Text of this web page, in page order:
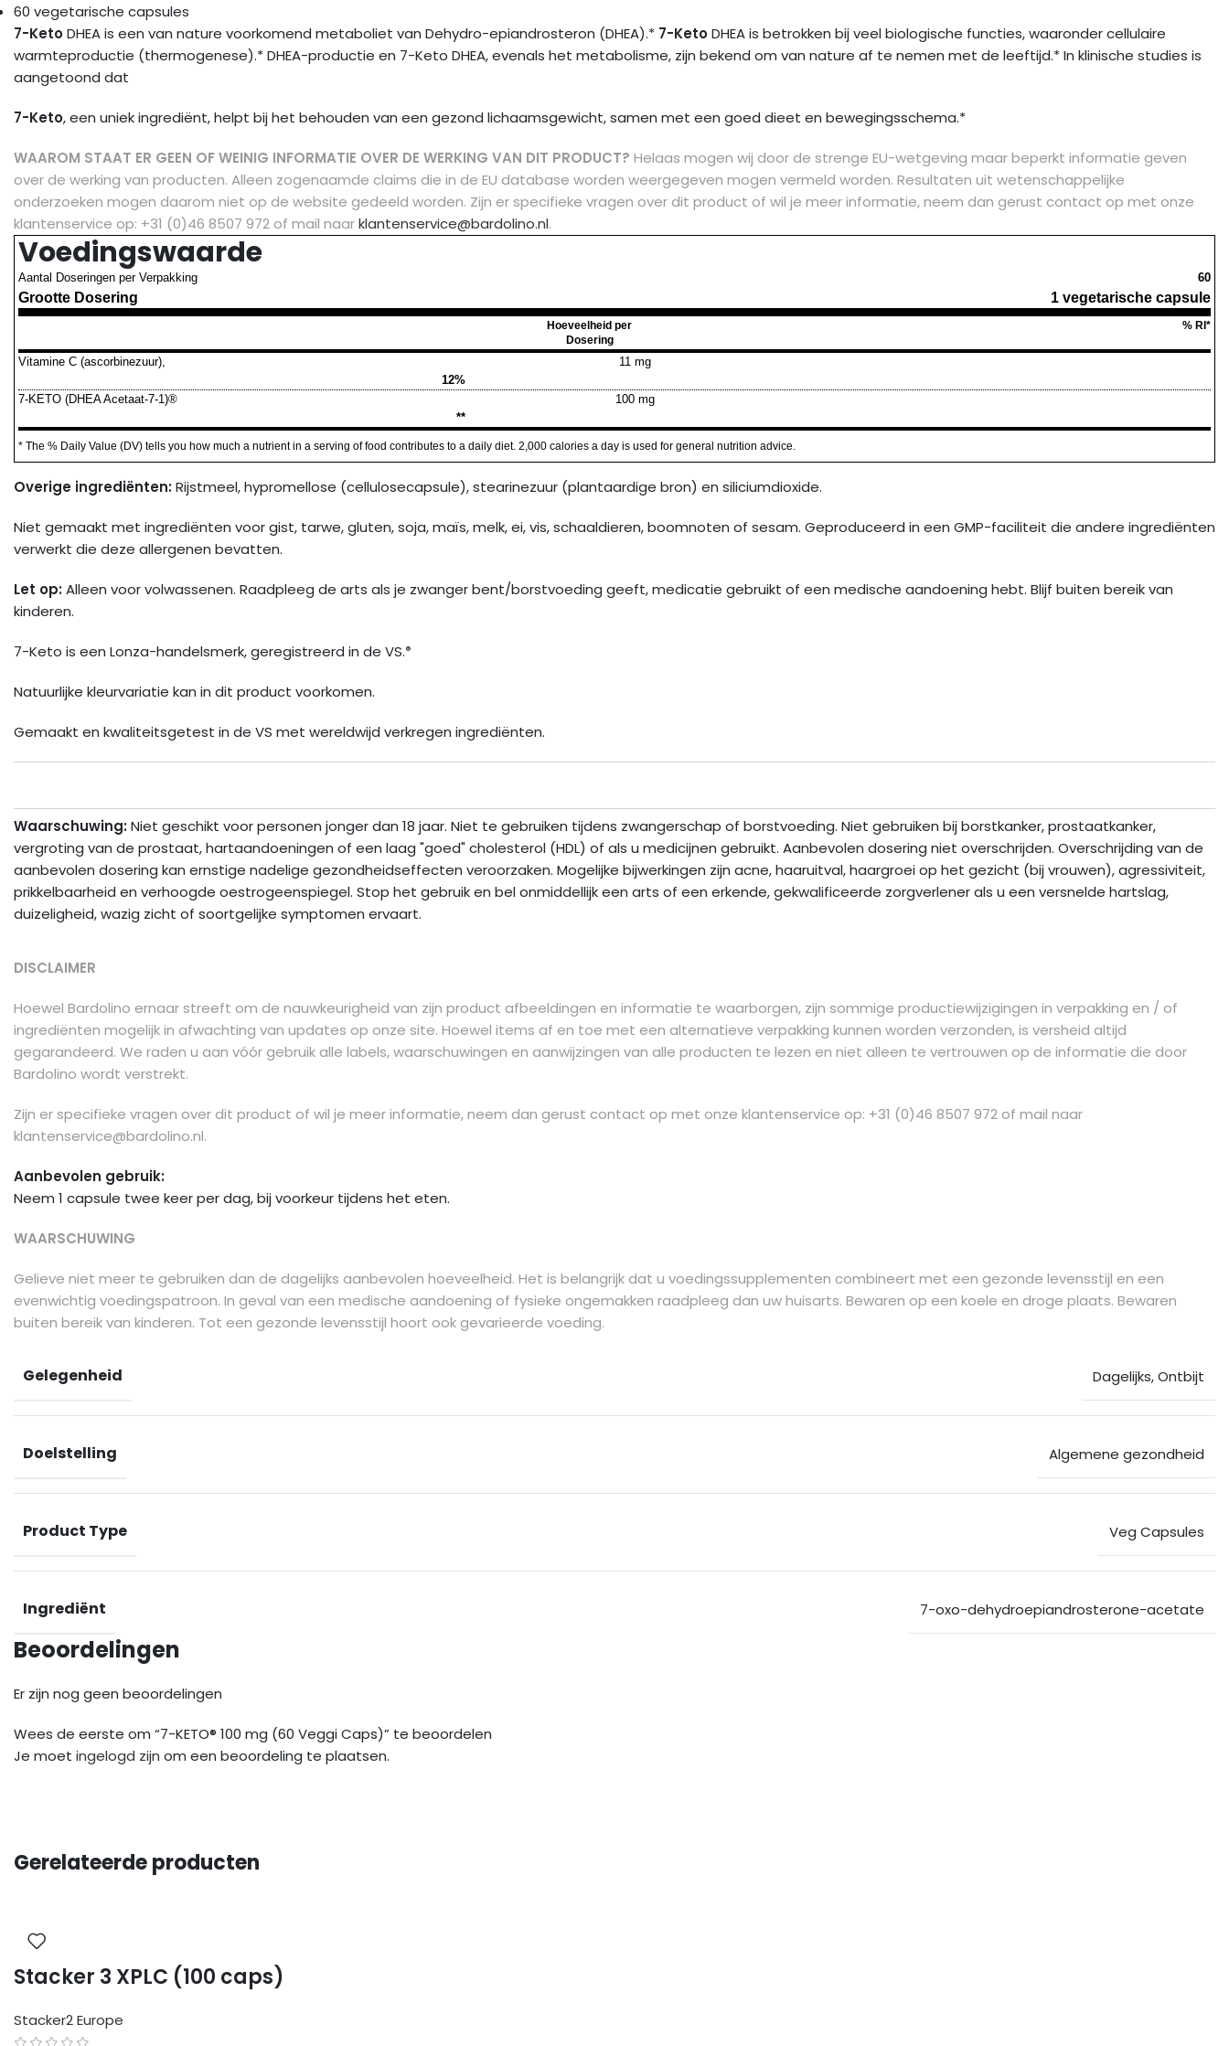
60 vegetarische capsules
7-KetoDHEA is een van nature voorkomend metaboliet van Dehydro-epiandrosteron (DHEA).* 7-KetoDHEA is betrokken bij veel biologische functies, waaronder cellulaire
warmteproductie (thermogenese).* DHEA-productie en 7-Keto DHEA, evenals het metabolisme, zijn bekend om van nature af te nemen met de leeftijd.* In klinische studies is
aangetoond dat
7-Keto, een uniek ingrediënt, helpt bij het behouden van een gezond lichaamsgewicht, samen met een goed dieet en bewegingsschema.*
WAAROM STAAT ER GEEN OF WEINIG INFORMATIE OVER DE WERKING VAN DIT PRODUCT? Helaas mogen wij door de strenge EU-wetgeving maar beperkt informatie geven
over de werking van producten. Alleen zogenaamde claims die in de EU database worden weergegeven mogen vermeld worden. Resultaten uit wetenschappelijke
onderzoeken mogen daarom niet op de website gedeeld worden. Zijn er specifieke vragen over dit product of wil je meer informatie, neem dan gerust contact op met onze
klantenservice op: +31 (0)46 8507 972 of mail naarklantenservice@bardolino.nl.
Voedingswaarde
Aantal Doseringen per Verpakking 60
Grootte Dosering 1 vegetarische capsule
Hoeveelheid per
Dosering
% RI*
Vitamine C (ascorbinezuur),
11 mg
12%
7-KETO (DHEA Acetaat-7-1)®
100 mg
**
* The % Daily Value (DV) tells you how much a nutrient in a serving of food contributes to a daily diet. 2,000 calories a day is used for general nutrition advice.
Overige ingrediënten:Rijstmeel, hypromellose (cellulosecapsule), stearinezuur (plantaardige bron) en siliciumdioxide.
Niet gemaakt met ingrediënten voor gist, tarwe, gluten, soja, maïs, melk, ei, vis, schaaldieren, boomnoten of sesam. Geproduceerd in een GMP-faciliteit die andere ingrediënten
verwerkt die deze allergenen bevatten.
Let op:Alleen voor volwassenen. Raadpleeg de arts als je zwanger bent/borstvoeding geeft, medicatie gebruikt of een medische aandoening hebt. Blijf buiten bereik van
kinderen.
7-Keto is een Lonza-handelsmerk, geregistreerd in de VS.®
Natuurlijke kleurvariatie kan in dit product voorkomen.
Gemaakt en kwaliteitsgetest in de VS met wereldwijd verkregen ingrediënten.
Waarschuwing:Niet geschikt voor personen jonger dan 18 jaar. Niet te gebruiken tijdens zwangerschap of borstvoeding. Niet gebruiken bij borstkanker, prostaatkanker,
vergroting van de prostaat, hartaandoeningen of een laag "goed" cholesterol (HDL) of als u medicijnen gebruikt. Aanbevolen dosering niet overschrijden. Overschrijding van de
aanbevolen dosering kan ernstige nadelige gezondheidseffecten veroorzaken. Mogelijke bijwerkingen zijn acne, haaruitval, haargroei op het gezicht (bij vrouwen), agressiviteit,
prikkelbaarheid en verhoogde oestrogeenspiegel. Stop het gebruik en bel onmiddellijk een arts of een erkende, gekwalificeerde zorgverlener als u een versnelde hartslag,
duizeligheid, wazig zicht of soortgelijke symptomen ervaart.
DISCLAIMER
Hoewel Bardolino ernaar streeft om de nauwkeurigheid van zijn product afbeeldingen en informatie te waarborgen, zijn sommige productiewijzigingen in verpakking en / of
ingrediënten mogelijk in afwachting van updates op onze site. Hoewel items af en toe met een alternatieve verpakking kunnen worden verzonden, is versheid altijd
gegarandeerd. We raden u aan vóór gebruik alle labels, waarschuwingen en aanwijzingen van alle producten te lezen en niet alleen te vertrouwen op de informatie die door
Bardolino wordt verstrekt.
Zijn er specifieke vragen over dit product of wil je meer informatie, neem dan gerust contact op met onze klantenservice op: +31 (0)46 8507 972 of mail naar
klantenservice@bardolino.nl.
Aanbevolen gebruik:
Neem 1 capsule twee keer per dag, bij voorkeur tijdens het eten.
WAARSCHUWING
Gelieve niet meer te gebruiken dan de dagelijks aanbevolen hoeveelheid. Het is belangrijk dat u voedingssupplementen combineert met een gezonde levensstijl en een
evenwichtig voedingspatroon. In geval van een medische aandoening of fysieke ongemakken raadpleeg dan uw huisarts. Bewaren op een koele en droge plaats. Bewaren
buiten bereik van kinderen. Tot een gezonde levensstijl hoort ook gevarieerde voeding.
Gelegenheid Dagelijks,Ontbijt
Doelstelling Algemene gezondheid
Product Type Veg Capsules
Ingrediënt 7-oxo-dehydroepiandrosterone-acetate
Beoordelingen
Er zijn nog geen beoordelingen
Wees de eerste om “7-KETO® 100 mg (60 Veggi Caps)” te beoordelen
Je moet ingelogd zijn om een beoordeling te plaatsen.
Gerelateerde producten
Stacker 3 XPLC (100 caps)
Stacker2 Europe